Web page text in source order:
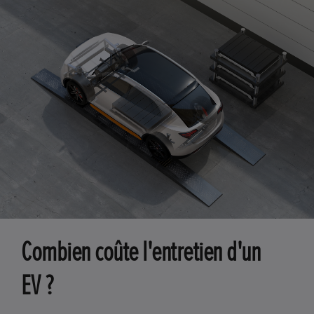
Combien coûte l'entretien d'un
EV ?